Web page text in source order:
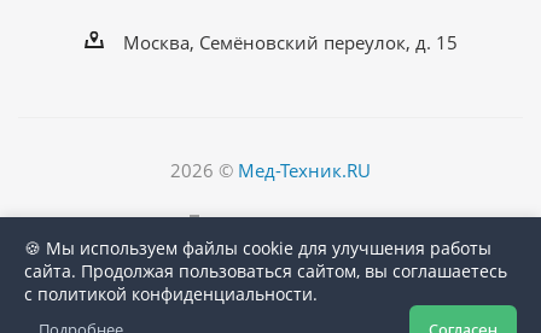
Москва, Семёновский переулок, д. 15
2026 © Мед-Техник.RU
🍪 Мы используем файлы cookie для улучшения работы
сайта. Продолжая пользоваться сайтом, вы соглашаетесь
с политикой конфиденциальности.